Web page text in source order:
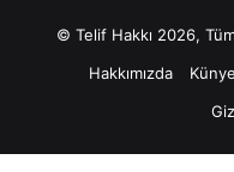
© Telif Hakkı 2026,
Hakkımızda
Künye